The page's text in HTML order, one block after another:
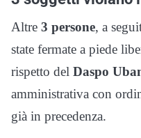
Altre 3 persone, a
state fermate a piede
rispetto del Daspo
amministrativa con
già in precedenza.